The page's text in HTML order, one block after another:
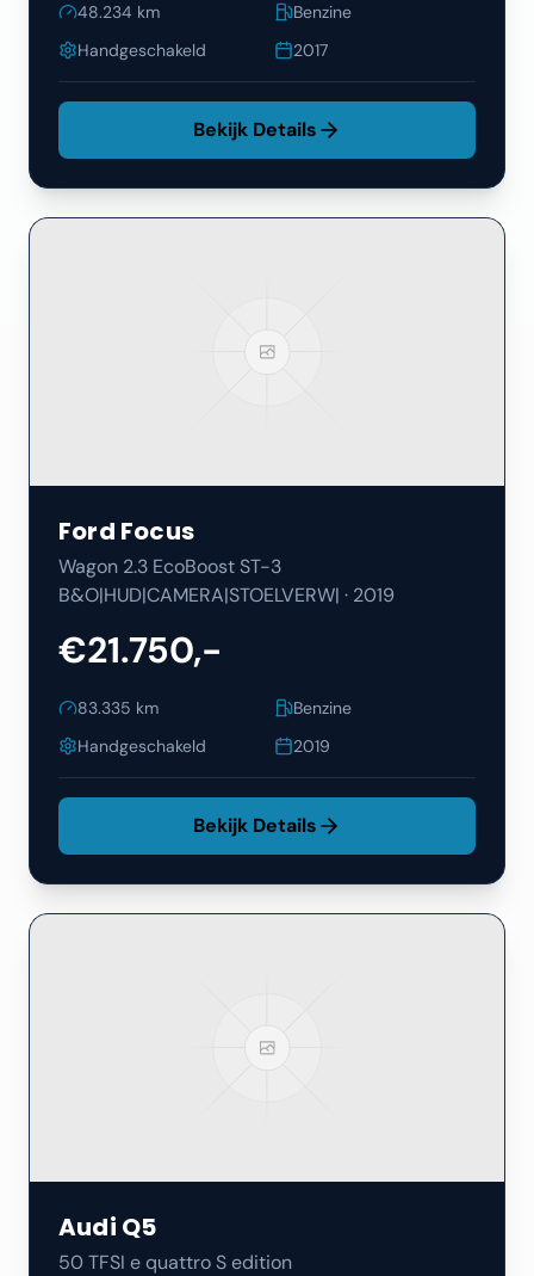
48.234 km
Benzine
Handgeschakeld
2017
Bekijk Details
Ford Focus
Wagon 2.3 EcoBoost ST-3
B&O|HUD|CAMERA|STOELVERW| · 2019
€21.750,-
83.335 km
Benzine
Handgeschakeld
2019
Bekijk Details
Audi Q5
50 TFSI e quattro S edition